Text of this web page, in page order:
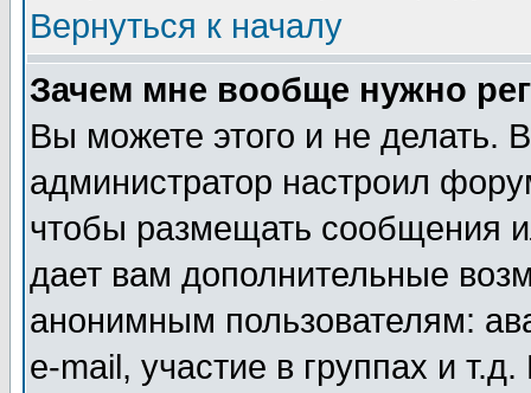
Вернуться к началу
Зачем мне вообще нужно
Вы можете этого и не делать.
администратор настроил
чтобы размещать сообщения
дает вам дополнительные
анонимным пользователям:
e-mail, участие в группах и